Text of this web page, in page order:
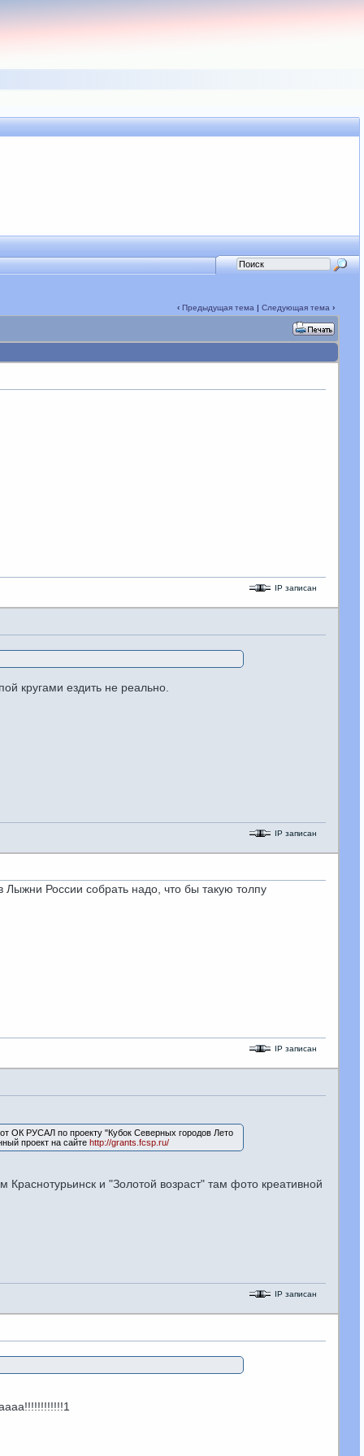
‹Предыдущая тема |Следующая тема ›
IP записан
кругами ездить не реально.
IP записан
Лыжни России собрать надо, что бы такую толпу
IP записан
ОК РУСАЛ по проекту "Кубок Северных городов Лето
проект на сайтеhttp://grants.fcsp.ru/
и "Золотой возраст" там фото креативной
IP записан